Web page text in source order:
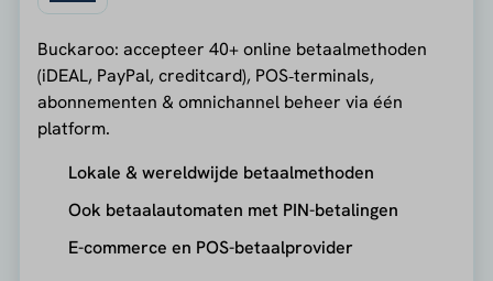
Buckaroo: accepteer 40+ online betaalmethoden
(iDEAL, PayPal, creditcard), POS‑terminals,
abonnementen & omnichannel beheer via één
platform.
Lokale & wereldwijde betaalmethoden
Ook betaalautomaten met PIN-betalingen
E-commerce en POS-betaalprovider